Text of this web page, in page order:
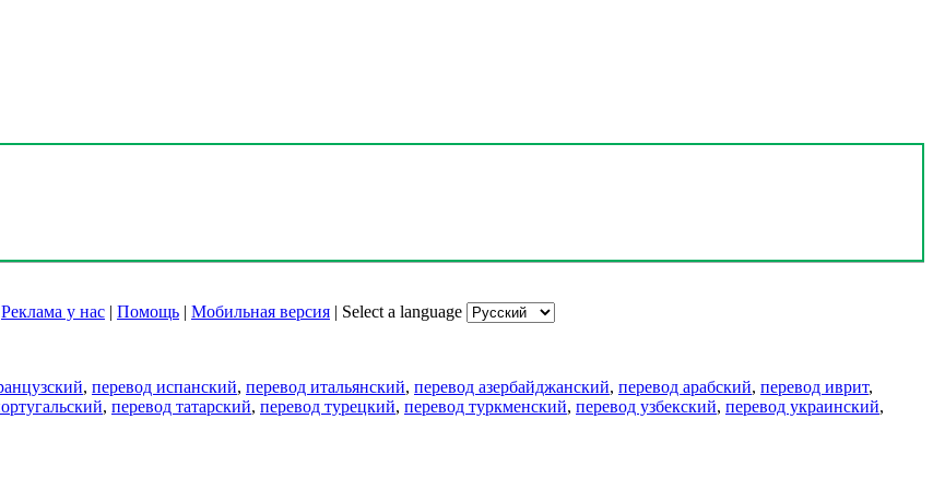
Реклама у нас | Помощь | Мобильная версия | Select a language
, перевод испанский, перевод итальянский, перевод азербайджанский, перевод арабский, перевод иврит,
, перевод татарский, перевод турецкий, перевод туркменский, перевод узбекский, перевод украинский,